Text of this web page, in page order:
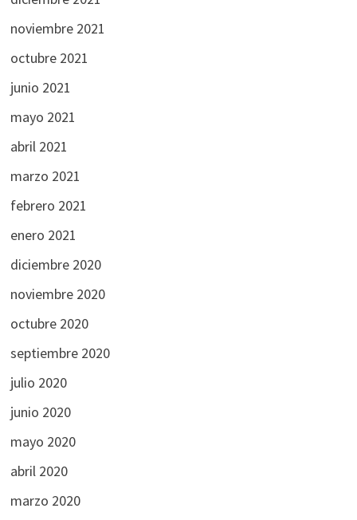
noviembre 2021
octubre 2021
junio 2021
mayo 2021
abril 2021
marzo 2021
febrero 2021
enero 2021
diciembre 2020
noviembre 2020
octubre 2020
septiembre 2020
julio 2020
junio 2020
mayo 2020
abril 2020
marzo 2020